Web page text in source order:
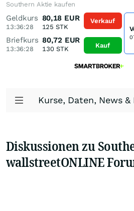
Southern Aktie kaufen
Geldkurs
13:36:28
80,18 EUR
125 STK
Briefkurs
13:36:28
80,72 EUR
130STK
Verkauf
Kauf
Kurse, Daten, News &
Diskussionen zu
wallstreetONLINE